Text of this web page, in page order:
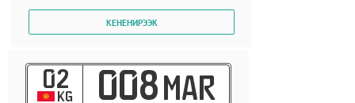
02
KG 008 MAR